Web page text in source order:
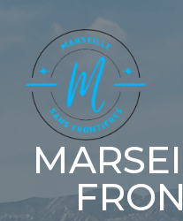
contenu